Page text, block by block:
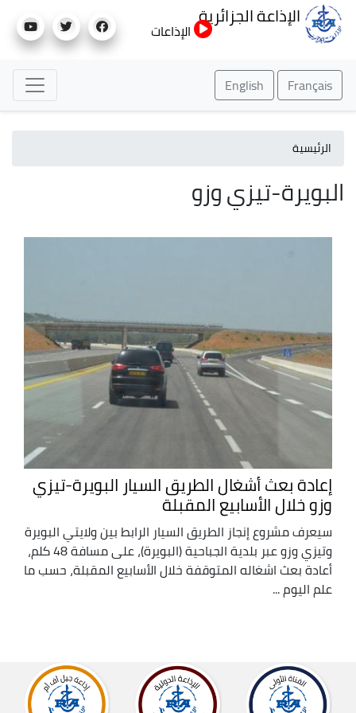
إلى
الإذاعة الجزائرية
الإذاعات
Français
English
الرئيسية
البويرة-تيزي وزو
إعادة بعث أشغال الطريق السيار البويرة-تيزي
وزو خلال الأسابيع المقبلة
سيعرف مشروع إنجاز الطريق السيار الرابط بين ولايتي البويرة
وتيزي وزو عبر بلدية الجباحية (البويرة)، على مسافة 48 كلم،
أعادة بعث اشغاله المتوقفة خلال الأسابيع المقبلة، حسب ما
علم اليوم ...